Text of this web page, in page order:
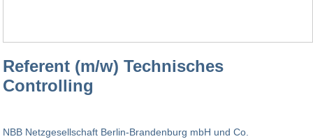
Referent (m/w) Technisches
Controlling
NBB Netzgesellschaft Berlin-Brandenburg mbH und Co.